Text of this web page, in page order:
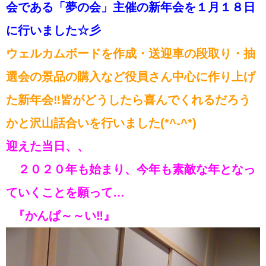
会である「夢の会」主催の新年会を１月１８日
に行いました☆彡
ウェルカムボードを作成・送迎車の段取り・抽
選会の景品の購入など役員さん中心に作り上げ
た新年会‼皆がどうしたら喜んでくれるだろう
かと沢山話合いを行いました(*^-^*)
迎えた当日、、
２０２０年も始まり、今年も素敵な年となっ
ていくことを願って…
『かんぱ～～い‼』